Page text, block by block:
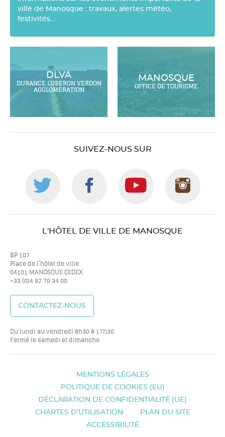
ville de Manosque : travaux, alertes météo,
festivités…
DLVA
DURANCE LUBERON VERDON
AGGLOMÉRATION
MANOSQUE
OFFICE DE TOURISME
SUIVEZ-NOUS SUR
Suivez-
nous
sur
twitter
Suivez-
nous
facebook
Suivez-
nous
L'HÔTEL DE VILLE DE MANOSQUE
BP 107
Place de l’hôtel de ville
04101 MANOSQUE CEDEX
+33 (0)4 92 70 34 00
CONTACTEZ-NOUS
Du lundi au vendredi 8h30 à 17h30
Fermé le samedi et dimanche
MENTIONS LÉGALES
POLITIQUE DE COOKIES (EU)
DÉCLARATION DE CONFIDENTIALITÉ (UE)
CHARTES D’UTILISATION
PLAN DU SITE
ACCESSIBILITÉ